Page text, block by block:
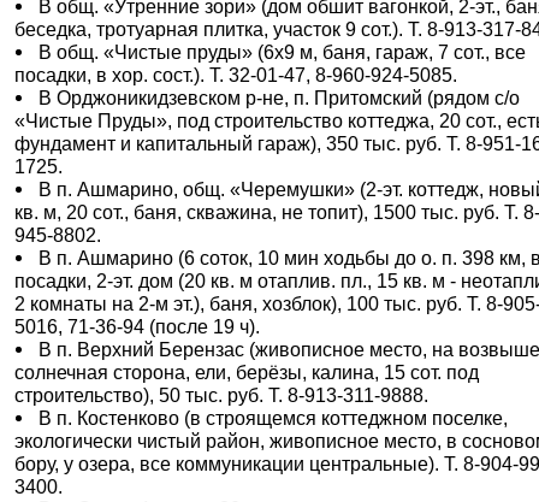
В общ. «Утренние зори» (дом обшит вагонкой, 2-эт.,
беседка, тротуарная плитка, участок 9 сот.). Т. 8-913-317-
В общ. «Чистые пруды» (6х9 м, баня, гараж, 7 сот., все
посадки, в хор. сост.). Т. 32-01-47, 8-960-924-5085.
В Орджоникидзевском р-не, п. Притомский (рядом с/о
«Чистые Пруды», под строительство коттеджа, 20 сот.,
фундамент и капитальный гараж), 350 тыс. руб. Т. 8-951-
1725.
В п. Ашмарино, общ. «Черемушки» (2-эт. коттедж,
кв. м, 20 сот., баня, скважина, не топит), 1500 тыс. руб. Т.
945-8802.
В п. Ашмарино (6 соток, 10 мин ходьбы до о. п. 398 км,
посадки, 2-эт. дом (20 кв. м отаплив. пл., 15 кв. м -
2 комнаты на 2-м эт.), баня, хозблок), 100 тыс. руб. Т. 8-
5016, 71-36-94 (после 19 ч).
В п. Верхний Берензас (живописное место, на
солнечная сторона, ели, берёзы, калина, 15 сот. под
строительство), 50 тыс. руб. Т. 8-913-311-9888.
В п. Костенково (в строящемся коттеджном поселке,
экологически чистый район, живописное место, в
бору, у озера, все коммуникации центральные). Т. 8-904-
3400.